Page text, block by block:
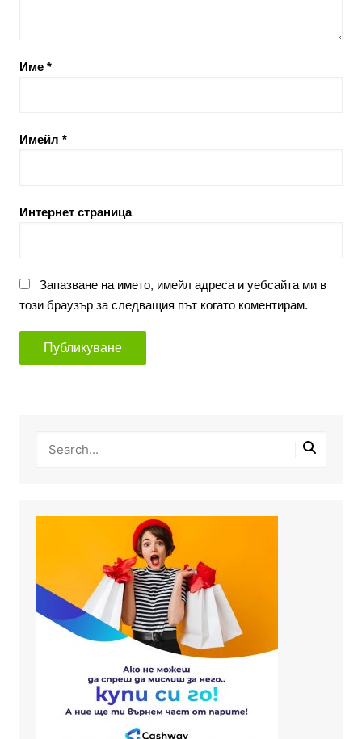
Име *
Имейл *
Интернет страница
Запазване на името, имейл адреса и уебсайта ми в
този браузър за следващия път когато коментирам.